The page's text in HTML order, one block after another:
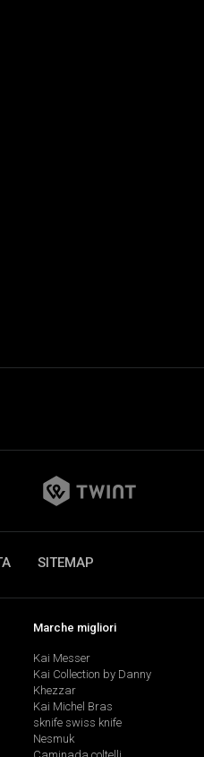
SITEMAP
Marche migliori
Kai Messer
Kai Collection by Danny
Khezzar
Kai Michel Bras
sknife swiss knife
Nesmuk